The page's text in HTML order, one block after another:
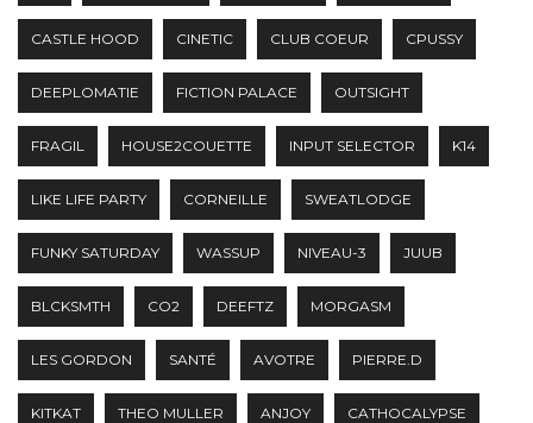
CASTLE HOOD CINETIC CLUB COEUR CPUSSY
DEEPLOMATIE FICTION PALACE OUTSIGHT
FRAGIL HOUSE2COUETTE INPUT SELECTOR K14
LIKE LIFE PARTY CORNEILLE SWEATLODGE
FUNKY SATURDAY WASSUP NIVEAU-3 JUUB
BLCKSMTH CO2 DEEFTZ MORGASM
LES GORDON SANTÉ AVOTRE PIERRE.D
KITKAT THEO MULLER ANJOY CATHOCALYPSE